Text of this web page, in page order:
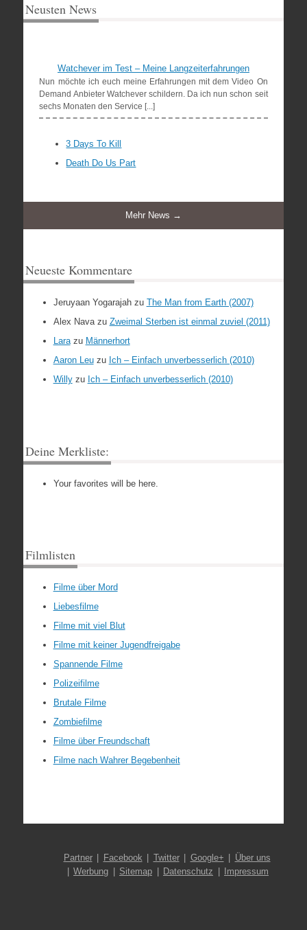
Neusten News
Watchever im Test – Meine Langzeiterfahrungen
Nun möchte ich euch meine Erfahrungen mit dem Video On
Demand Anbieter Watchever schildern. Da ich nun schon seit
sechs Monaten den Service [...]
3 Days To Kill
Death Do Us Part
Mehr News →
Neueste Kommentare
Jeruyaan Yogarajahzu The Man from Earth (2007)
Alex Navazu Zweimal Sterben ist einmal zuviel (2011)
Larazu Männerhort
Aaron Leuzu Ich – Einfach unverbesserlich (2010)
Willyzu Ich – Einfach unverbesserlich (2010)
Deine Merkliste:
Your favorites will be here.
Filmlisten
Filme über Mord
Liebesfilme
Filme mit viel Blut
Filme mit keiner Jugendfreigabe
Spannende Filme
Polizeifilme
Brutale Filme
Zombiefilme
Filme über Freundschaft
Filme nach Wahrer Begebenheit
Partner Facebook Twitter Google+
Über uns
Werbung
Sitemap Datenschutz Impressum